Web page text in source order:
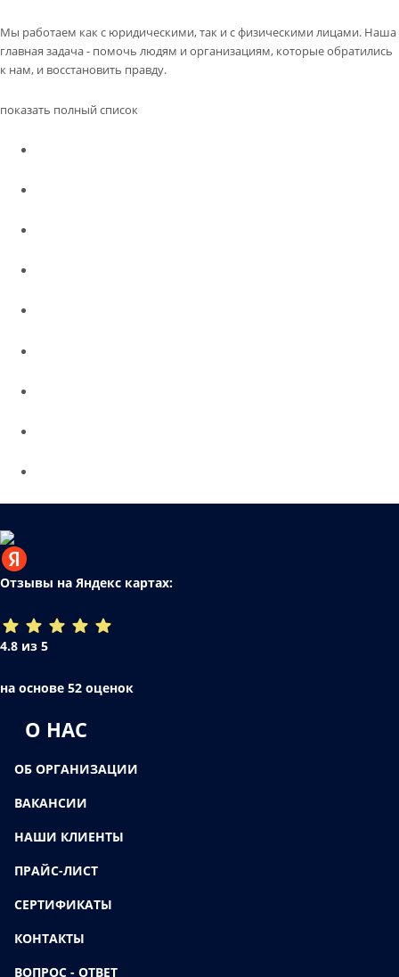
Мы работаем как с юридическими, так и с физическими лицами. Наша
главная задача - помочь людям и организациям, которые обратились
к нам, и восстановить правду.
показать полный список
Отзывы на Яндекс картах:
4.8 из 5
на основе 52 оценок
О НАС
ОБ ОРГАНИЗАЦИИ
ВАКАНСИИ
НАШИ КЛИЕНТЫ
ПРАЙС-ЛИСТ
СЕРТИФИКАТЫ
КОНТАКТЫ
ВОПРОС - ОТВЕТ